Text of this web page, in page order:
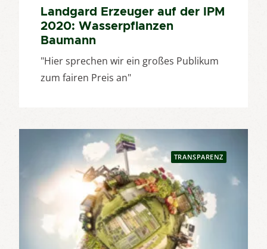
Landgard Erzeuger auf der IPM
2020: Wasserpflanzen
Baumann
"Hier sprechen wir ein großes Publikum
zum fairen Preis an"
TRANSPARENZ